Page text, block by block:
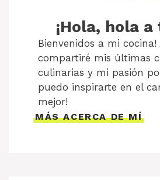
¡Hola, hola a
Bienvenidos a mi cocina!
compartiré mis últimas
culinarias y mi pasión
puedo inspirarte en el
mejor!
MÁS ACERCA DE MÍ